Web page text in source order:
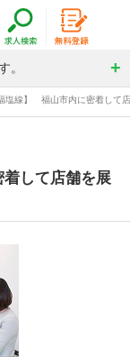
。
塩線】 福山市内に密着して
して店舗を展